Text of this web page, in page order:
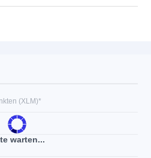
warten...
(XLM)*